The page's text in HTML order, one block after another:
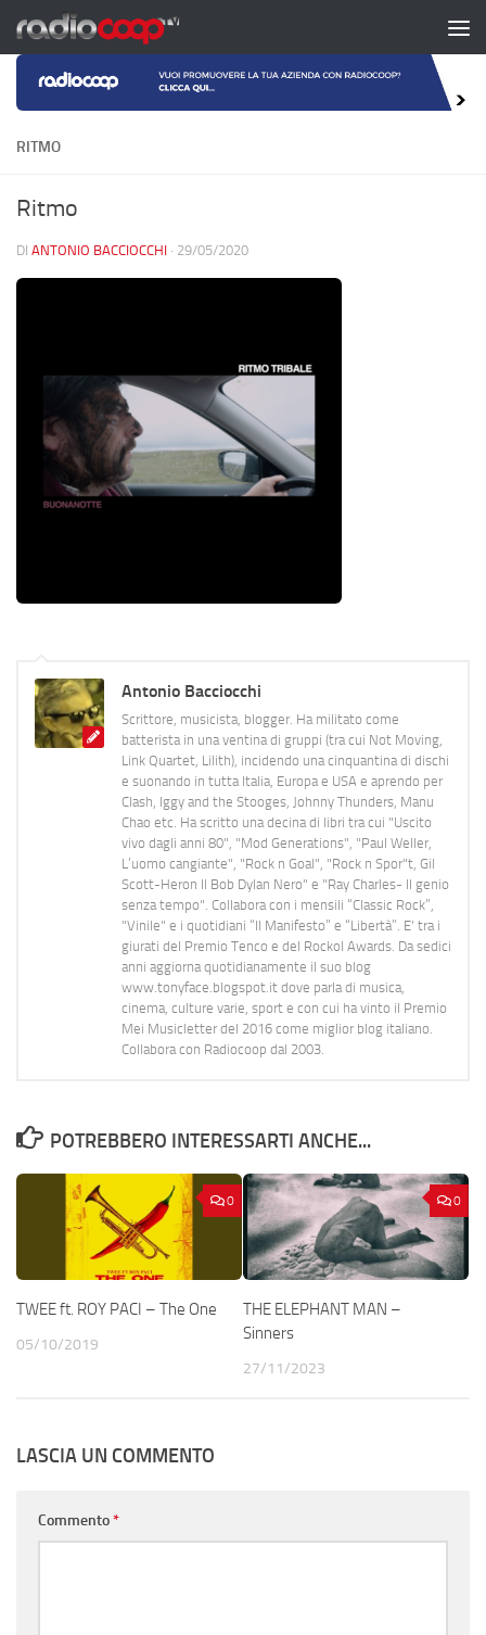
Salta al contenuto
RITMO
Ritmo
DI ANTONIO BACCIOCCHI · 29/05/2020
Antonio Bacciocchi
Scrittore, musicista, blogger. Ha militato come
batterista in una ventina di gruppi (tra cui Not Moving,
Link Quartet, Lilith), incidendo una cinquantina di dischi
e suonando in tutta Italia, Europa e USA e aprendo per
Clash, Iggy and the Stooges, Johnny Thunders, Manu
Chao etc. Ha scritto una decina di libri tra cui "Uscito
vivo dagli anni 80", "Mod Generations", "Paul Weller,
L’uomo cangiante", "Rock n Goal", "Rock n Spor"t, Gil
Scott-Heron Il Bob Dylan Nero" e "Ray Charles- Il genio
senza tempo". Collabora con i mensili “Classic Rock”,
"Vinile" e i quotidiani “Il Manifesto” e “Libertà”. E' tra i
giurati del Premio Tenco e del Rockol Awards. Da sedici
anni aggiorna quotidianamente il suo blog
www.tonyface.blogspot.it dove parla di musica,
cinema, culture varie, sport e con cui ha vinto il Premio
Mei Musicletter del 2016 come miglior blog italiano.
Collabora con Radiocoop dal 2003.
POTREBBERO INTERESSARTI ANCHE...
0
TWEE ft. ROY PACI – The One
05/10/2019
0
THE ELEPHANT MAN –
Sinners
27/11/2023
LASCIA UN COMMENTO
Commento*